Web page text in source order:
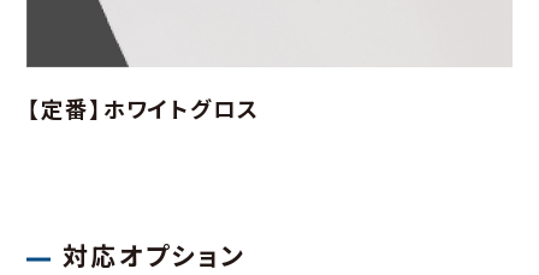
【定番】ホワイトグロス
対応オプション